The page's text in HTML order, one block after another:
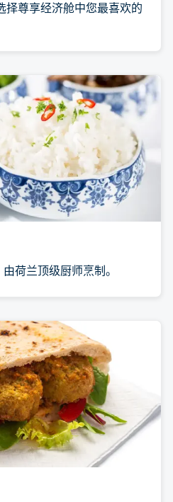
择尊享经济舱中您最喜欢的
荷兰顶级厨师烹制。